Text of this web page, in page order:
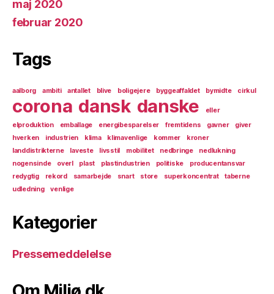
maj 2020
februar 2020
Tags
aalborg ambiti antallet blive boligejere byggeaffaldet bymidte cirkul
corona dansk danske
eller
elproduktion
emballage energibesparelser fremtidens gavner
giver
hverken
industrien klima klimavenlige kommer
kroner
landdistrikterne
laveste livsstil mobilitet nedbringe
nedlukning
nogensinde
overl plast plastindustrien politiske
producentansvar
redygtig
rekord samarbejde snart store superkoncentrat
taberne
udledning
venlige
Kategorier
Pressemeddelelse